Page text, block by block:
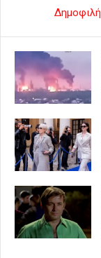
Δημοφιλή